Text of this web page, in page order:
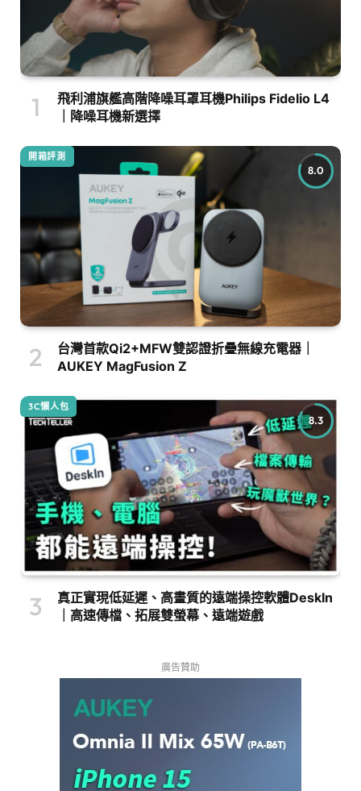
飛利浦旗艦高階降噪耳罩耳機Philips Fidelio L4
｜降噪耳機新選擇
8.0
開箱評測
台灣首款Qi2+MFW雙認證折疊無線充電器｜
AUKEY MagFusion Z
8.3
3C懶人包
真正實現低延遲、高畫質的遠端操控軟體DeskIn
｜高速傳檔、拓展雙螢幕、遠端遊戲
廣告贊助